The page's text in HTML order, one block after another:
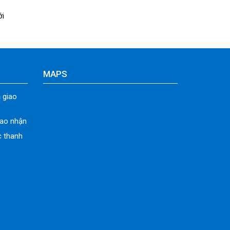
giao
nhận
thanh
MAPS